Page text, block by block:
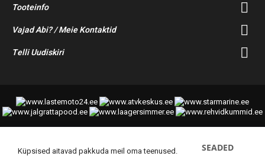
Tooteinfo
Vajad Abi? / Meie Kontaktid
Telli Uudiskiri
© 2014-2025 Starmoto OÜ
Küpsised aitavad pakkuda meil oma teenused.
SEADED